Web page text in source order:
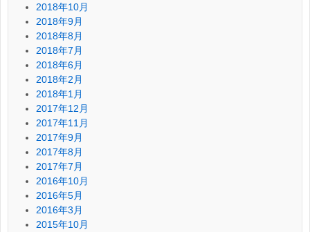
2018年10月
2018年9月
2018年8月
2018年7月
2018年6月
2018年2月
2018年1月
2017年12月
2017年11月
2017年9月
2017年8月
2017年7月
2016年10月
2016年5月
2016年3月
2015年10月